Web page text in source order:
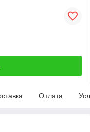
Оплата